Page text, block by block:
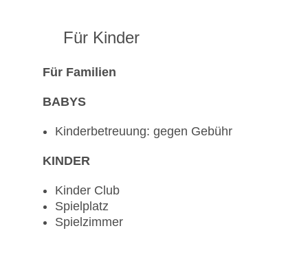
Für Kinder
Für Familien
BABYS
Kinderbetreuung: gegen Gebühr
KINDER
Kinder Club
Spielplatz
Spielzimmer